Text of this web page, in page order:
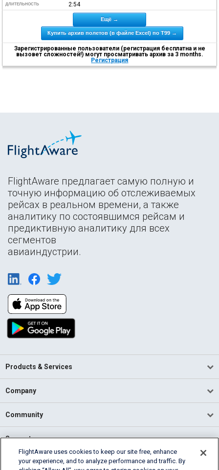
ДЛИТЕЛЬНОСТЬ 2:54
Ещё →
Купить архив полетов (в файле Excel) по T99 →
Зарегистрированные пользователи (регистрация бесплатна и не
вызовет сложностей!) могут просматривать архив за 3 months.
Регистрация
FlightAware предлагает самую полную и
точную информацию об отслеживаемых
рейсах в реальном времени, а также
аналитику по состоявшимся рейсам и
предиктивную аналитику для всех
сегментов
авиаиндустрии.
Products & Services
Company
Community
Support
English (USA)
FlightAware uses cookies to keep our site free, enhance
your experience, and to analyze performance and traffic. By